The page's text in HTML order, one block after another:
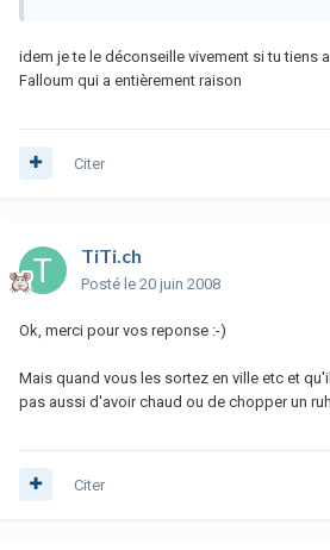
idem je te le déconseille vivement si tu tiens
Falloum qui a entièrement raison
Citer
TiTi.ch
Posté le 20 juin 2008
Ok, merci pour vos reponse :-)
Mais quand vous les sortez en ville etc et
pas aussi d'avoir chaud ou de chopper un
Citer